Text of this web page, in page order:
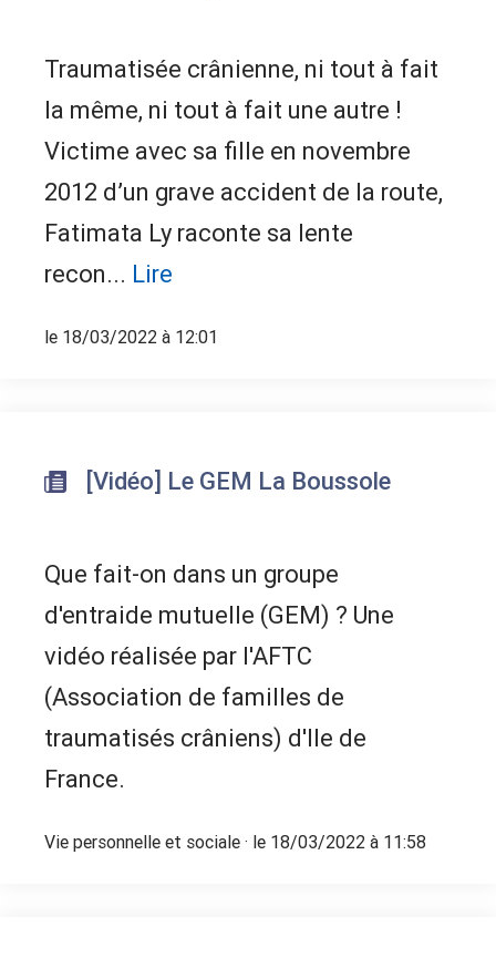
Traumatisée crânienne, ni tout à fait
la même, ni tout à fait une autre !
Victime avec sa fille en novembre
2012 d’un grave accident de la route,
Fatimata Ly raconte sa lente
recon... Lire
le 18/03/2022 à 12:01
[Vidéo] Le GEM La Boussole
Que fait-on dans un groupe
d'entraide mutuelle (GEM) ? Une
vidéo réalisée par l'AFTC
(Association de familles de
traumatisés crâniens) d'Ile de
France.
Vie personnelle et sociale · le 18/03/2022 à 11:58